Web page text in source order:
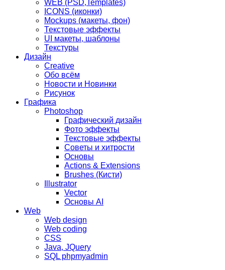
WEB (PSD,Templates)
ICONS (иконки)
Mockups (макеты, фон)
Текстовые эффекты
UI макеты, шаблоны
Текстуры
Дизайн
Creative
Обо всём
Новости и Новинки
Рисунок
Графика
Photoshop
Графический дизайн
Фото эффекты
Текстовые эффекты
Советы и хитрости
Основы
Actions & Extensions
Brushes (Кисти)
Illustrator
Vector
Основы AI
Web
Web design
Web coding
CSS
Java, JQuery
SQL phpmyadmin